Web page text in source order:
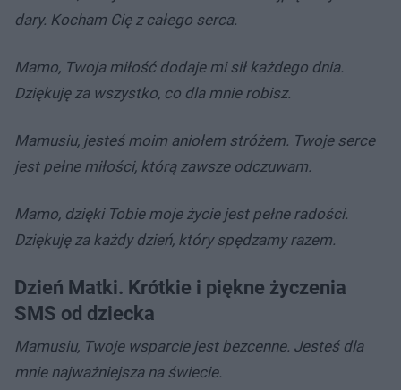
dary. Kocham Cię z całego serca.
Mamo, Twoja miłość dodaje mi sił każdego dnia.
Dziękuję za wszystko, co dla mnie robisz.
Mamusiu, jesteś moim aniołem stróżem. Twoje serce
jest pełne miłości, którą zawsze odczuwam.
Mamo, dzięki Tobie moje życie jest pełne radości.
Dziękuję za każdy dzień, który spędzamy razem.
Dzień Matki. Krótkie i piękne życzenia
SMS od dziecka
Mamusiu, Twoje wsparcie jest bezcenne. Jesteś dla
mnie najważniejsza na świecie.